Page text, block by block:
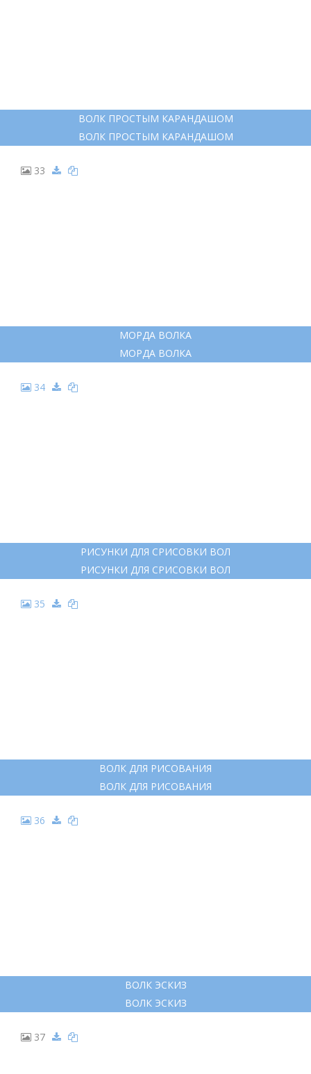
ВОЛК ПРОСТЫМ КАРАНДАШОМ
ВОЛК ПРОСТЫМ КАРАНДАШОМ
33
МОРДА ВОЛКА
МОРДА ВОЛКА
34
РИСУНКИ ДЛЯ СРИСОВКИ ВОЛ
РИСУНКИ ДЛЯ СРИСОВКИ ВОЛ
35
ВОЛК ДЛЯ РИСОВАНИЯ
ВОЛК ДЛЯ РИСОВАНИЯ
36
ВОЛК ЭСКИЗ
ВОЛК ЭСКИЗ
37